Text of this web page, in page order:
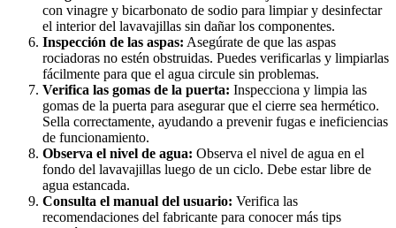
con vinagre y bicarbonato de sodio para limpiar y desinfectar
el interior del lavavajillas sin dañar los componentes.
Inspección de las aspas: Asegúrate de que las aspas
rociadoras no estén obstruidas. Puedes verificarlas y limpiarlas
fácilmente para que el agua circule sin problemas.
Verifica las gomas de la puerta: Inspecciona y limpia las
gomas de la puerta para asegurar que el cierre sea hermético.
Sella correctamente, ayudando a prevenir fugas e ineficiencias
de funcionamiento.
Observa el nivel de agua: Observa el nivel de agua en el
fondo del lavavajillas luego de un ciclo. Debe estar libre de
agua estancada.
Consulta el manual del usuario: Verifica las
recomendaciones del fabricante para conocer más tips